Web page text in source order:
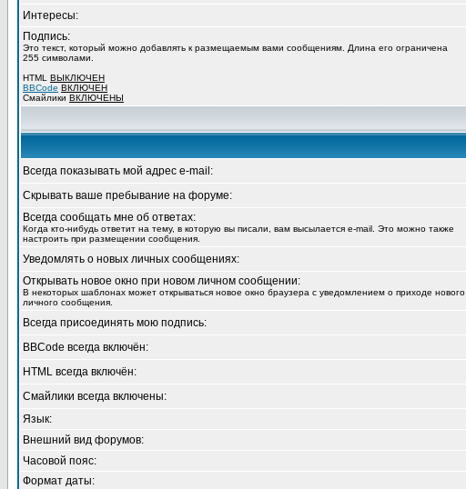
Интересы:
Подпись:
Это текст, который можно добавлять к размещаемым вами сообщениям. Длина его ограничена
255 символами.
HTML ВЫКЛЮЧЕН
BBCode ВКЛЮЧЕН
Смайлики ВКЛЮЧЕНЫ
Всегда показывать мой адрес e-mail:
Скрывать ваше пребывание на форуме:
Всегда сообщать мне об ответах:
Когда кто-нибудь ответит на тему, в которую вы писали, вам высылается e-mail. Это можно также
настроить при размещении сообщения.
Уведомлять о новых личных сообщениях:
Открывать новое окно при новом личном сообщении:
В некоторых шаблонах может открываться новое окно браузера с уведомлением о приходе нового
личного сообщения.
Всегда присоединять мою подпись:
BBCode всегда включён:
HTML всегда включён:
Смайлики всегда включены:
Язык:
Внешний вид форумов:
Часовой пояс:
Формат даты: